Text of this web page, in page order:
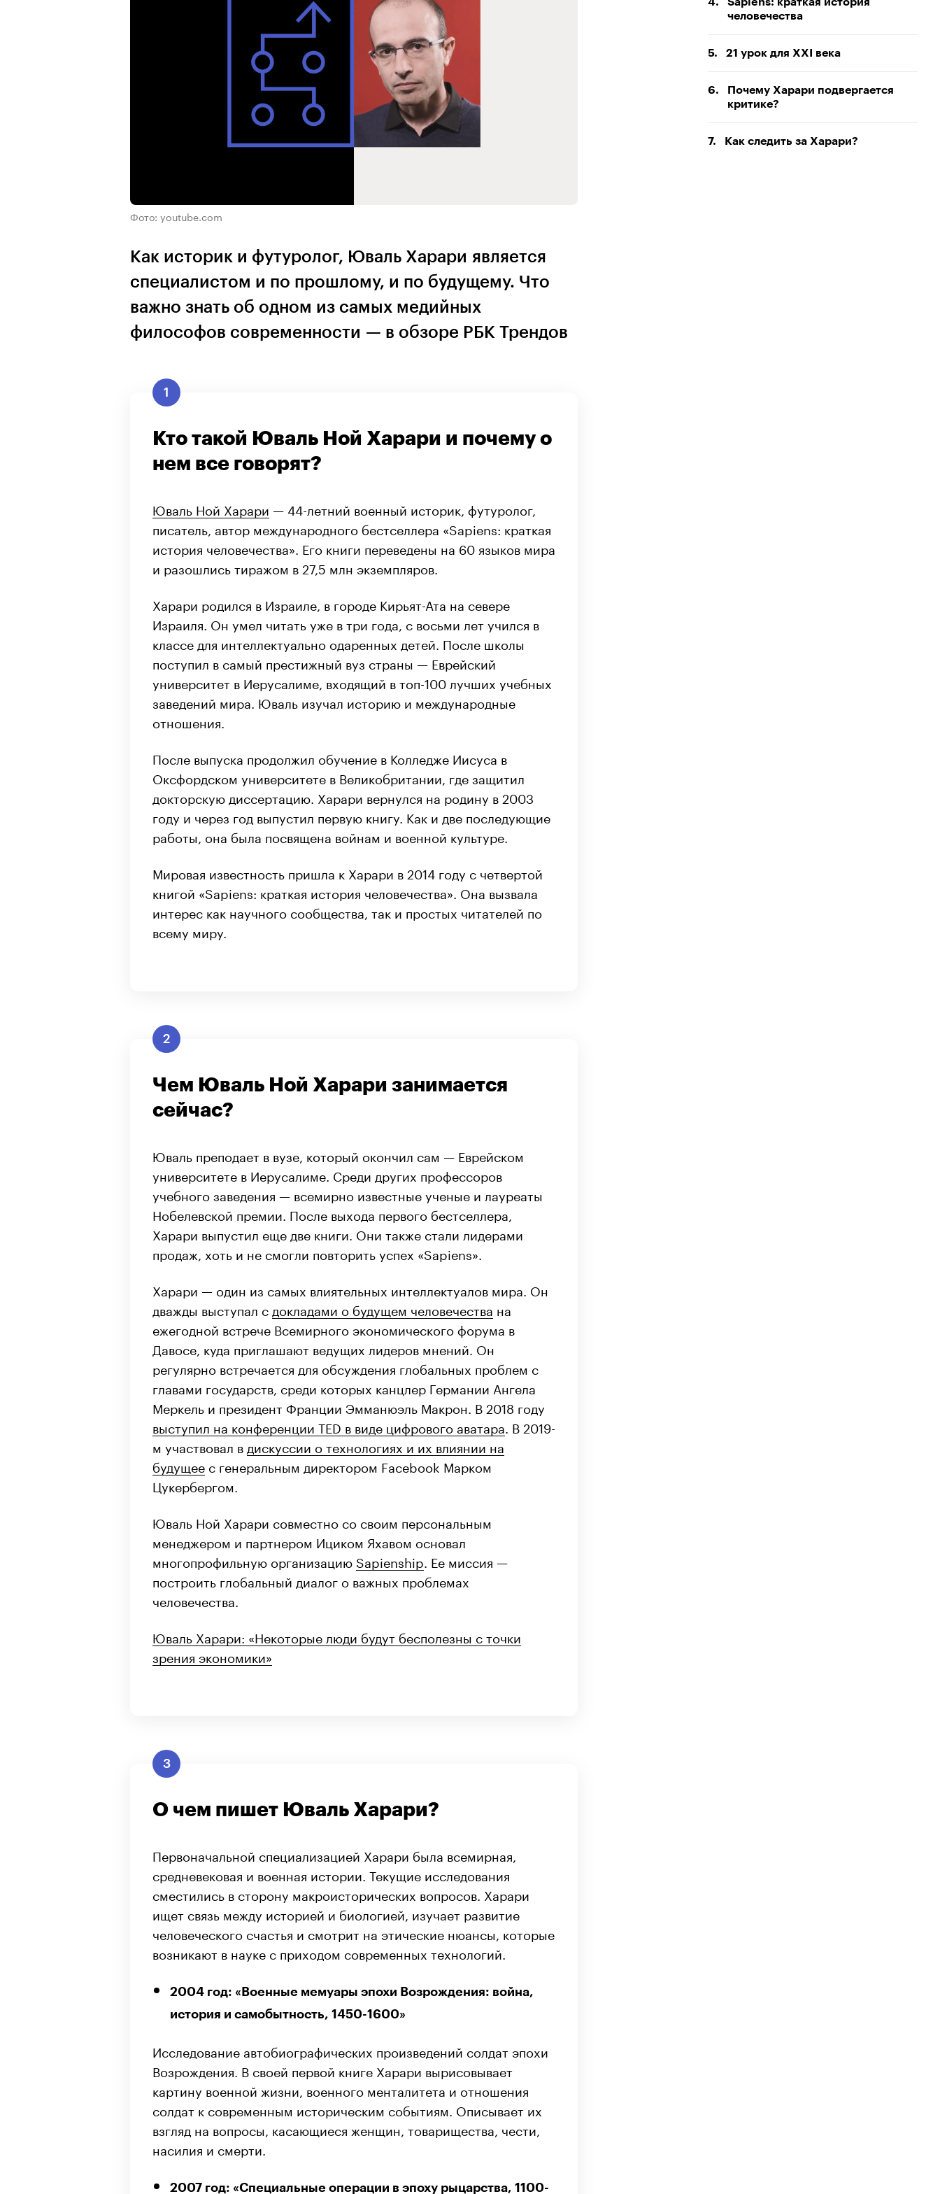
Фото: youtube.com
Как историк и футуролог, Юваль Харари является
специалистом и по прошлому, и по будущему. Что
важно знать об одном из самых медийных
философов современности — в обзоре РБК Трендов
1
Кто такой Юваль Ной Харари и почему о
нем все говорят?
Юваль Ной Харари — 44-летний военный историк, футуролог,
писатель, автор международного бестселлера «Sapiens: краткая
история человечества». Его книги переведены на 60 языков мира
и разошлись тиражом в 27,5 млн экземпляров.
Харари родился в Израиле, в городе Кирьят-Ата на севере
Израиля. Он умел читать уже в три года, с восьми лет учился в
классе для интеллектуально одаренных детей. После школы
поступил в самый престижный вуз страны — Еврейский
университет в Иерусалиме, входящий в топ-100 лучших учебных
заведений мира. Юваль изучал историю и международные
отношения.
После выпуска продолжил обучение в Колледже Иисуса в
Оксфордском университете в Великобритании, где защитил
докторскую диссертацию. Харари вернулся на родину в 2003
году и через год выпустил первую книгу. Как и две последующие
работы, она была посвящена войнам и военной культуре.
Мировая известность пришла к Харари в 2014 году с четвертой
книгой «Sapiens: краткая история человечества». Она вызвала
интерес как научного сообщества, так и простых читателей по
всему миру.
2
Чем Юваль Ной Харари занимается
сейчас?
Юваль преподает в вузе, который окончил сам — Еврейском
университете в Иерусалиме. Среди других профессоров
учебного заведения — всемирно известные ученые и лауреаты
Нобелевской премии. После выхода первого бестселлера,
Харари выпустил еще две книги. Они также стали лидерами
продаж, хоть и не смогли повторить успех «Sapiens».
Харари — один из самых влиятельных интеллектуалов мира. Он
дважды выступал с докладами о будущем человечества на
ежегодной встрече Всемирного экономического форума в
Давосе, куда приглашают ведущих лидеров мнений. Он
регулярно встречается для обсуждения глобальных проблем с
главами государств, среди которых канцлер Германии Ангела
Меркель и президент Франции Эмманюэль Макрон. В 2018 году
выступил на конференции TED в виде цифрового аватара . В 2019-
м участвовал в дискуссии о технологиях и их влиянии на
будущее с генеральным директором Facebook Марком
Цукербергом.
Юваль Ной Харари совместно со своим персональным
менеджером и партнером Ициком Яхавом основал
многопрофильную организацию Sapienship . Ее миссия —
построить глобальный диалог о важных проблемах
человечества.
Юваль Харари: «Некоторые люди будут бесполезны с точки
зрения экономики»
3
О чем пишет Юваль Харари?
Первоначальной специализацией Харари была всемирная,
средневековая и военная истории. Текущие исследования
сместились в сторону макроисторических вопросов. Харари
ищет связь между историей и биологией, изучает развитие
человеческого счастья и смотрит на этические нюансы, которые
возникают в науке с приходом современных технологий.
2004 год: «Военные мемуары эпохи Возрождения: война,
история и самобытность, 1450-1600»
Исследование автобиографических произведений солдат эпохи
Возрождения. В своей первой книге Харари вырисовывает
картину военной жизни, военного менталитета и отношения
солдат к современным историческим событиям. Описывает их
взгляд на вопросы, касающиеся женщин, товарищества, чести,
насилия и смерти.
2007 год: «Специальные операции в эпоху рыцарства, 1100-
человечества
5. 21 урок для XXI века
6.
Почему Харари подвергается
критике?
7. Как следить за Харари?